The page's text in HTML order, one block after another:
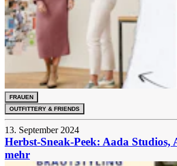
FRAUEN
OUTFITTERY & FRIENDS
13. September 2024
Herbst-Sneak-Peek: Aada
mehr